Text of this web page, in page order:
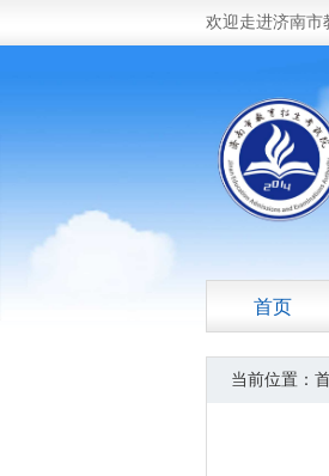
欢迎走进济南市
首页
当前位置：